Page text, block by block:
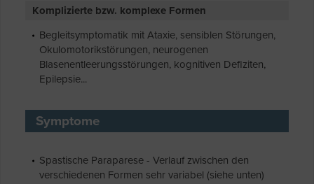
Komplizierte bzw. komplexe Formen
Begleitsymptomatik mit Ataxie, sensiblen Störungen,
Okulomotorikstörungen, neurogenen
Blasenentleerungsstörungen, kognitiven Defiziten,
Epilepsie...
Symptome
Spastische Paraparese - Verlauf zwischen den
verschiedenen Formen sehr variabel (siehe unten)